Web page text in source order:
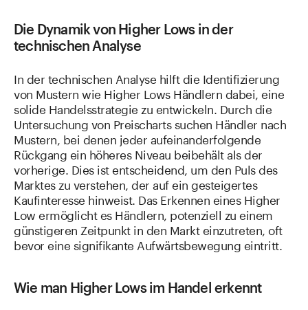
Die Dynamik von Higher Lows in der
technischen Analyse
In der technischen Analyse hilft die Identifizierung
von Mustern wie Higher Lows Händlern dabei, eine
solide Handelsstrategie zu entwickeln. Durch die
Untersuchung von Preischarts suchen Händler nach
Mustern, bei denen jeder aufeinanderfolgende
Rückgang ein höheres Niveau beibehält als der
vorherige. Dies ist entscheidend, um den Puls des
Marktes zu verstehen, der auf ein gesteigertes
Kaufinteresse hinweist. Das Erkennen eines Higher
Low ermöglicht es Händlern, potenziell zu einem
günstigeren Zeitpunkt in den Markt einzutreten, oft
bevor eine signifikante Aufwärtsbewegung eintritt.
Wie man Higher Lows im Handel erkennt